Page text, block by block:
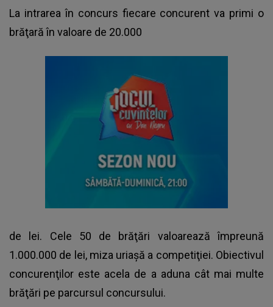
La intrarea în concurs fiecare concurent va primi o
brăţară în valoare de 20.000
de lei. Cele 50 de brăţări valoarează împreună
1.000.000 de lei, miza uriaşă a competiţiei. Obiectivul
concurenţilor este acela de a aduna cât mai multe
brăţări pe parcursul concursului.